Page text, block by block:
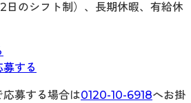
日のシフト制）、長期休暇、有給休
する
応募する場合は0120-10-6918へお掛